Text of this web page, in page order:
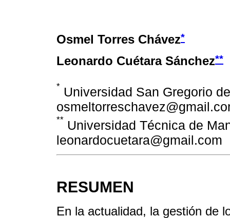
Osmel Torres Chávez*
Leonardo Cuétara Sánchez**
* Universidad San Gregorio
** Universidad Técnica de
leonardocuetara@gmail.com
RESUMEN
En la actualidad, la gestión de